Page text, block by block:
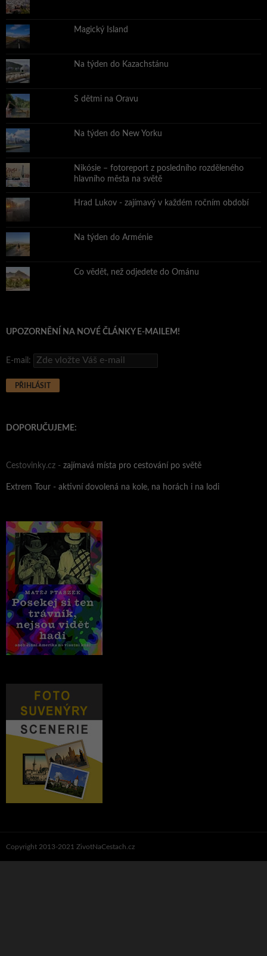
Magický Island
Na týden do Kazachstánu
S dětmi na Oravu
Na týden do New Yorku
Nikósie – fotoreport z posledního rozděleného
hlavního města na světě
Hrad Lukov - zajímavý v každém ročním období
Na týden do Arménie
Co vědět, než odjedete do Ománu
UPOZORNĚNÍ NA NOVÉ ČLÁNKY E-MAILEM!
E-mail:
DOPORUČUJEME:
Cestovinky.cz - zajímavá místa pro cestování po světě
Extrem Tour - aktivní dovolená na kole, na horách i na lodi